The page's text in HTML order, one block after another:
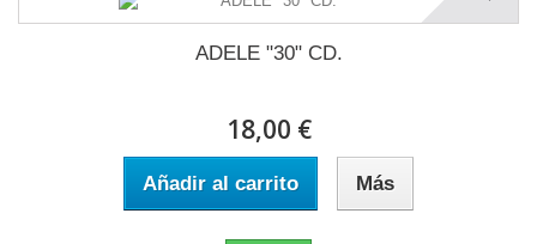
ADELE "30" CD.
18,00 €
Añadir al carrito Más